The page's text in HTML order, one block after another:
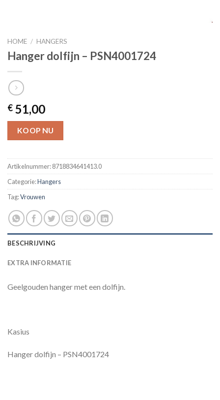
HOME / HANGERS
Hanger dolfijn – PSN4001724
€ 51,00
KOOP NU
Artikelnummer:8718834641413.0
Categorie:Hangers
Tag:Vrouwen
BESCHRIJVING
EXTRA INFORMATIE
Geelgouden hanger met een dolfijn.
Kasius
Hanger dolfijn – PSN4001724